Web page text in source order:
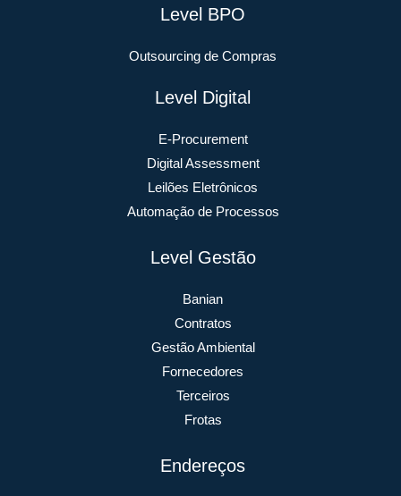
Level BPO
Outsourcing de Compras
Level Digital
E-Procurement
Digital Assessment
Leilões Eletrônicos
Automação de Processos
Level Gestão
Banian
Contratos
Gestão Ambiental
Fornecedores
Terceiros
Frotas
Endereços